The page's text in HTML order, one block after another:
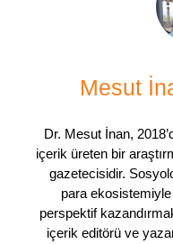
Mesut
Dr. Mesut İnan,
içerik üreten bir
gazetecisidir.
para
perspektif
içerik editörü ve